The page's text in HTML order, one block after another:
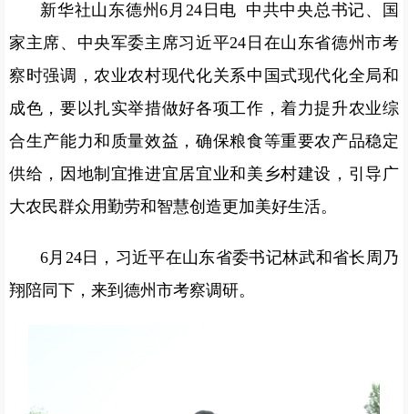
新华社山东德州6月24日电 中共中央总书记、国
家主席、中央军委主席习近平24日在山东省德州市考
察时强调，农业农村现代化关系中国式现代化全局和
成色，要以扎实举措做好各项工作，着力提升农业综
合生产能力和质量效益，确保粮食等重要农产品稳定
供给，因地制宜推进宜居宜业和美乡村建设，引导广
大农民群众用勤劳和智慧创造更加美好生活。
6月24日，习近平在山东省委书记林武和省长周乃
翔陪同下，来到德州市考察调研。